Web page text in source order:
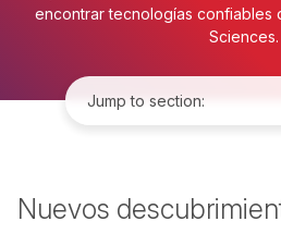
encontrar tecnologías confiables
Sciences.
Nuevos